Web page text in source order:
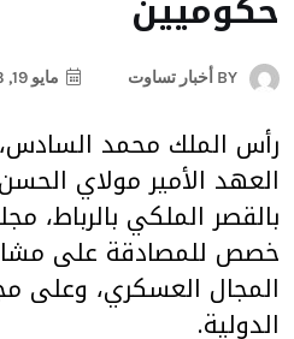
BY أخبار تساوت مايو 19, 2023
رأس الملك محمد
العهد الأمير مولاي
بالقصر الملكي بالرباط،
خصص للمصادقة على
المجال العسكري، وعلى
الدولية.